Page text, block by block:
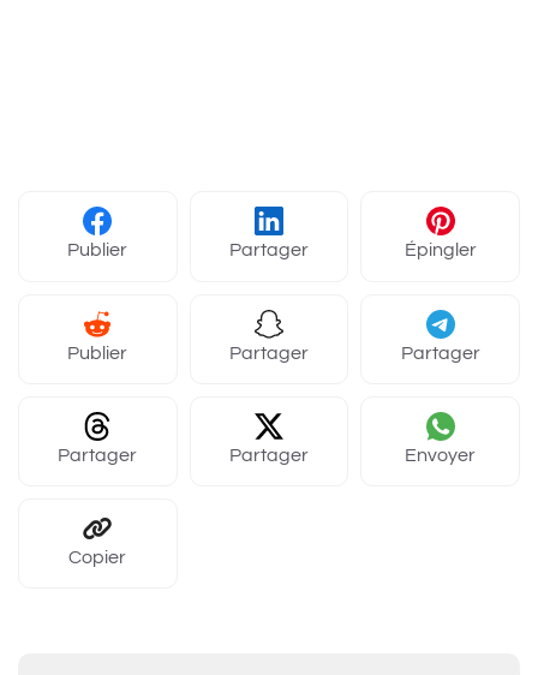
Publier Partager Épingler
Publier Partager Partager
Partager Partager Envoyer
Copier